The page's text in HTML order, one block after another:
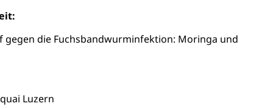
gegen die Fuchsbandwurminfektion: Moringa und
Luzern
Cassis-deDijon-Prinzip
Krankenkasse